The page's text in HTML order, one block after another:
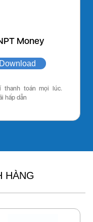
Money
Download
thanh toán mọi lúc.
hấp dẫn
HÀNG